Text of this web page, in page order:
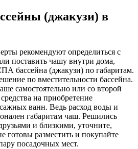
(джакузи) в
рекомендуют определиться с
поставить чашу внутри дома,
бассейна (джакузи) по габаритам.
по вместительности бассейна.
самостоятельно или со второй
на приобретение
ванн. Ведь расход воды и
габаритам чаш. Решились
и близкими, уточните,
готовы разместить и покупайте
посадочных мест.